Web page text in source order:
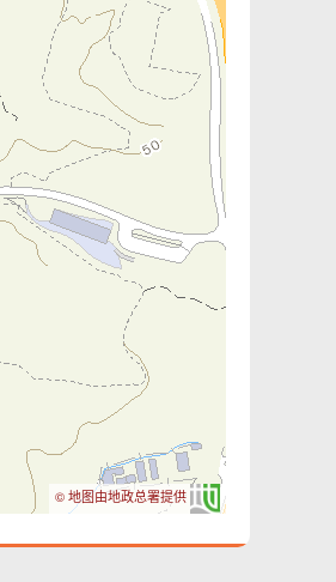
© 地图由地政总署提供